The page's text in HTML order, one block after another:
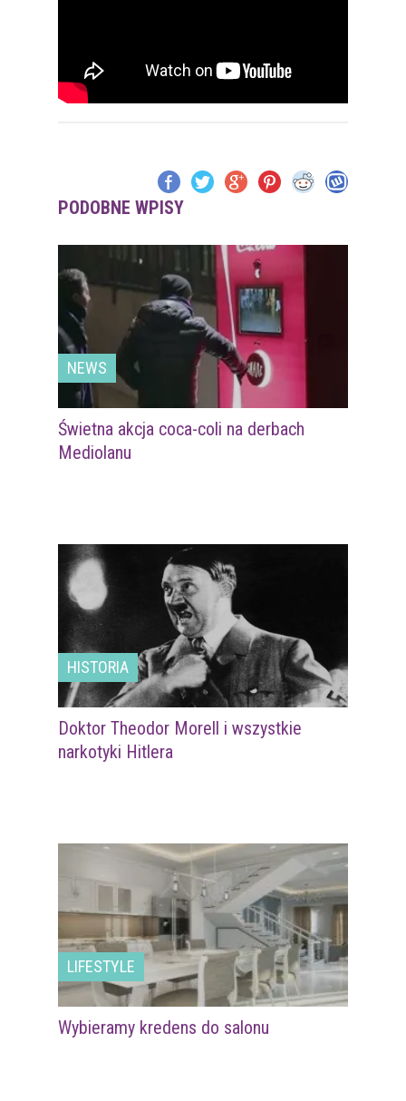
PODOBNE WPISY
NEWS
Świetna akcja coca-coli na derbach
Mediolanu
HISTORIA
Doktor Theodor Morell i wszystkie
narkotyki Hitlera
LIFESTYLE
Wybieramy kredens do salonu